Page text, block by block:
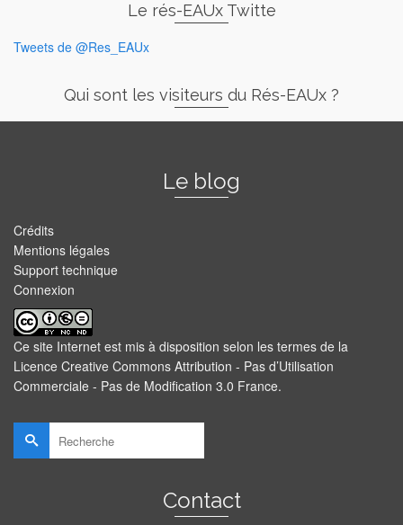
Le rés-EAUx Twitte
Tweets de @Res_EAUx
Qui sont les visiteurs du Rés-EAUx ?
Le blog
Crédits
Mentions légales
Support technique
Connexion
Ce site Internet est mis à disposition selon les termes de la
Licence Creative Commons Attribution - Pas d’Utilisation
Commerciale - Pas de Modification 3.0 France.
Rechercher :
Contact